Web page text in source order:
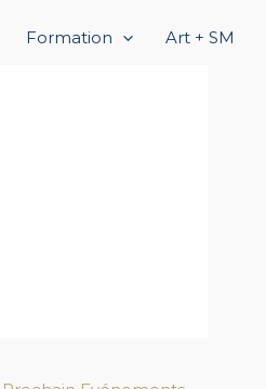
Formation Art + SM